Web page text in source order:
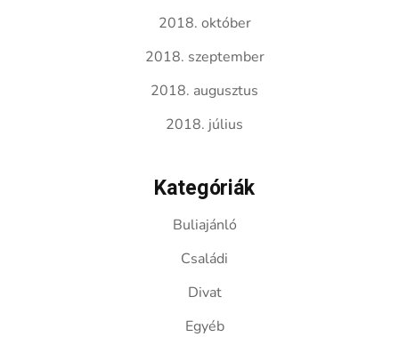
2018. október
2018. szeptember
2018. augusztus
2018. július
Kategóriák
Buliajánló
Családi
Divat
Egyéb